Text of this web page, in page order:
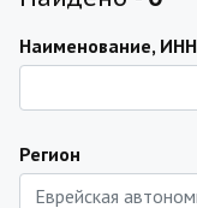
Наименование,
Регион